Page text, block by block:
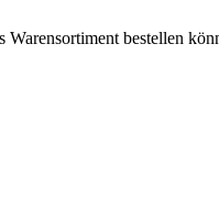
Warensortiment bestellen